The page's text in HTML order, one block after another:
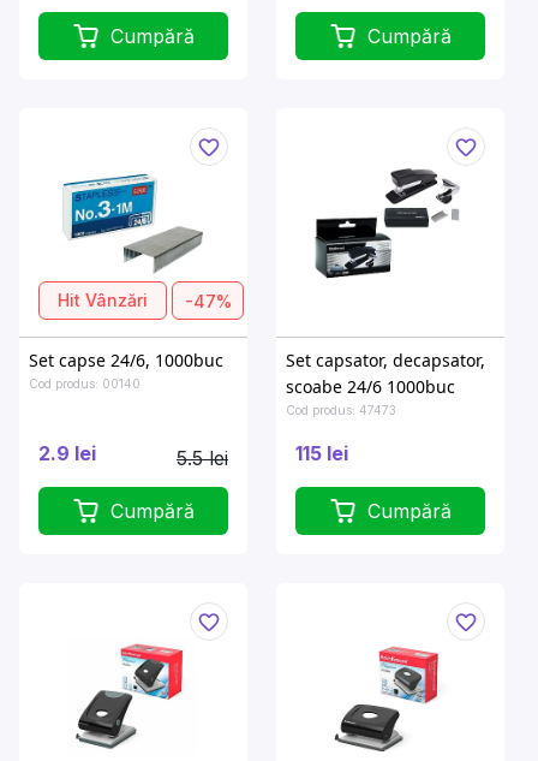
Cumpără Cumpără
Hit Vânzări -47%
Set capse 24/6, 1000buc
Cod produs: 00140
2.9 lei 5.5 lei
Cumpără
Set capsator, decapsator,
scoabe 24/6 1000buc
Cod produs: 47473
115 lei
Cumpără